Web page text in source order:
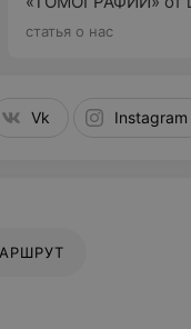
диагностики до
статья о нас
Vk Instagram